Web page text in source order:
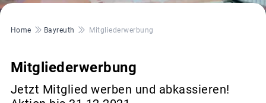
Pfadnavigation
Home Bayreuth Mitgliederwerbung
Mitgliederwerbung
Jetzt Mitglied werben und abkassieren!